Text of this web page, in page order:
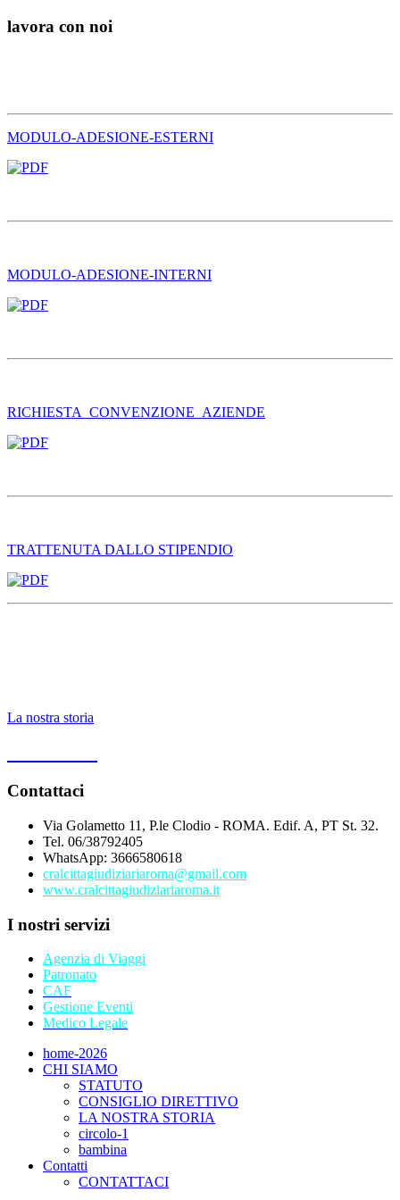
lavora con noi
MODULO-ADESIONE-ESTERNI
MODULO-ADESIONE-INTERNI
RICHIESTA_CONVENZIONE_AZIENDE
TRATTENUTA DALLO STIPENDIO
La nostra storia
Contattaci
Via Golametto 11, P.le Clodio - ROMA. Edif. A, PT St. 32.
Tel. 06/38792405
WhatsApp: 3666580618
cralcittagiudiziariaroma@gmail.com
www.cralcittagiudiziariaroma.it
I nostri servizi
Agenzia di Viaggi
Patronato
CAF
Gestione Eventi
Medico Legale
home-2026
CHI SIAMO
STATUTO
CONSIGLIO DIRETTIVO
LA NOSTRA STORIA
circolo-1
bambina
Contatti
CONTATTACI